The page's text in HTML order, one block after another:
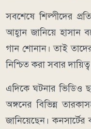
সবশেষে শিল্পীদের
আহ্বান জানিয়ে হাসান
গান শোনান। তাই তাদের
নিশ্চিত করা সবার
এদিকে ঘটনার ভিডিও
অঙ্গনের বিভিন্ন
জানিয়েছেন। কনসার্টের